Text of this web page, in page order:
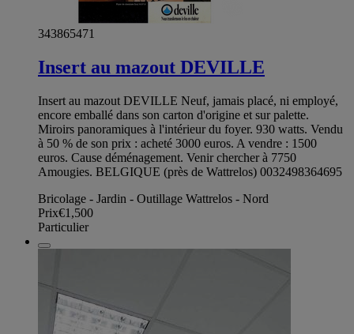
343865471
Insert au mazout DEVILLE
Insert au mazout DEVILLE Neuf, jamais placé, ni employé,
encore emballé dans son carton d'origine et sur palette.
Miroirs panoramiques à l'intérieur du foyer. 930 watts. Vendu
à 50 % de son prix : acheté 3000 euros. A vendre : 1500
euros. Cause déménagement. Venir chercher à 7750
Amougies. BELGIQUE (près de Wattrelos) 0032498364695
Bricolage - Jardin - Outillage Wattrelos - Nord
Prix€1,500
Particulier